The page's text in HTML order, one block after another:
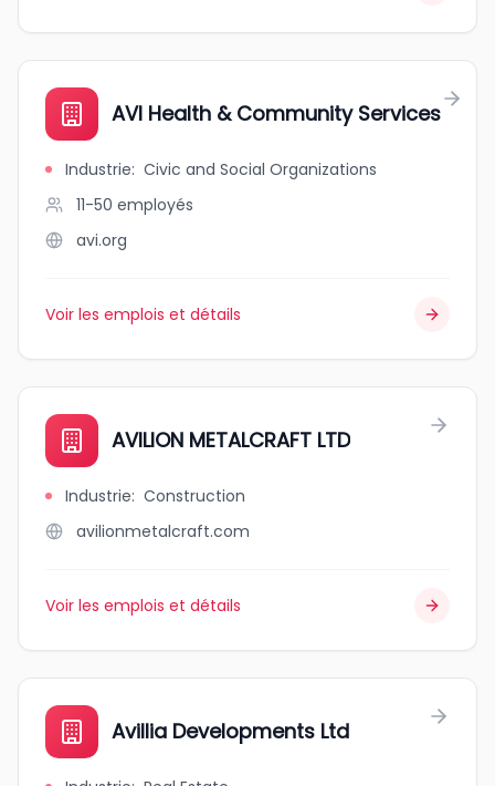
AVI Health & Community Services
Industrie: Civic and Social Organizations
11-50 employés
avi.org
Voir les emplois et détails
AVILION METALCRAFT LTD
Industrie: Construction
avilionmetalcraft.com
Voir les emplois et détails
Avillia Developments Ltd